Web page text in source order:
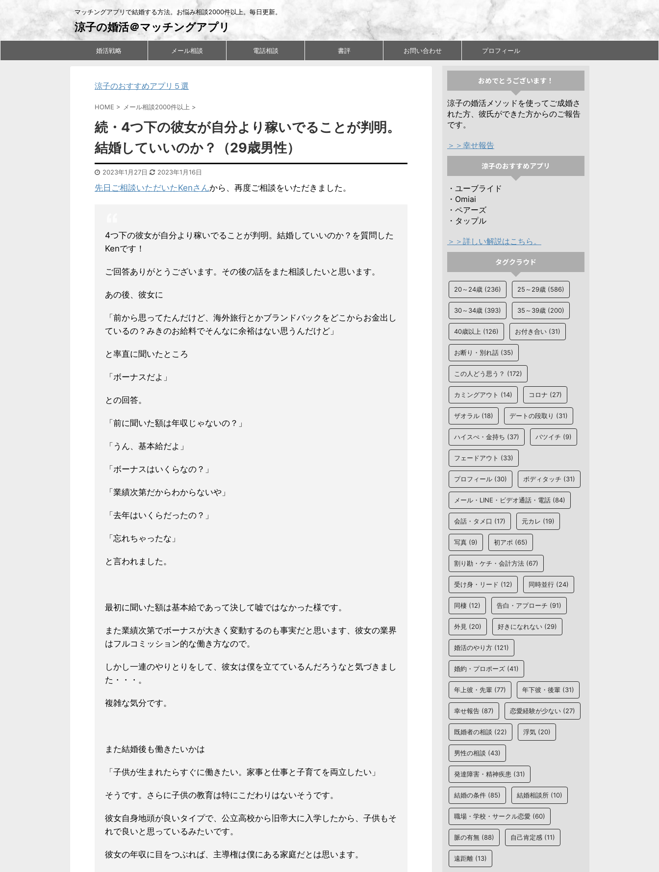
マッチングアプリで結婚する方法。お悩み相談2000件以上。毎日更新。
涼子の婚活＠マッチングアプリ
婚活戦略 メール相談 電話相談 書評 お問い合わせ プロフィール
涼子のおすすめアプリ５選
HOME > メール相談2000件以上 >
続・4つ下の彼女が自分より稼いでることが判明。
結婚していいのか？（29歳男性）
2023年1月27日 2023年1月16日
先日ご相談いただいたKenさんから、再度ご相談をいただきました。
4つ下の彼女が自分より稼いでることが判明。結婚していいのか？ を質問した
Kenです！
ご回答ありがとうございます。その後の話をまた相談したいと思い ます。
あの後、彼女に
「前から思ってたんだけど、海外旅行とかブランドバックをどこからお金出し
ているの？みきのお給料でそんなに余裕はない思うんだけど」
と率直に聞いたところ
「 ボーナスだよ」
との回答。
「前に聞いた額は年収じゃないの？」
「うん、基本給だよ」
「ボーナスはいくらなの？」
「業績次第だからわからないや」
「去年はいくらだったの？」
「忘れちゃったな」
と言われました。
最初に聞いた額は基本給であって決して嘘ではなかった様です。
ま た業績次第でボーナスが大きく変動するのも事実だと思います、彼女の業界
はフルコミッション的な働き方なので。
しかし一連のやりとりをして、彼女は僕を立てているんだろうなと気づきまし
た・・・。
複雑な気分です。
また結婚後も働きたいかは
「子供が生まれたらすぐに働きたい。家事と仕事と子育てを両立したい」
そうです。さらに子供の教育は特にこだわりはないそうです。
彼女自身地頭が良いタイプで、公立高校から旧帝大に入学したから 、子供もそ
れで良いと思っているみたいです。
彼女の年収に目をつぶれば、主導権は僕にある家庭だとは思います。
おめでとうございます！
涼子の婚活メソッドを使ってご成婚さ
れた方、彼氏ができた方からのご報告
です。
＞＞幸せ報告
涼子のおすすめアプリ
・ユーブライド
・Omiai
・ペアーズ
・タップル
＞＞詳しい解説はこちら。
タグクラウド
20～24歳 (236) 25～29歳 (586)
30～34歳 (393) 35～39歳 (200)
40歳以上 (126) お付き合い (31)
お断り・別れ話 (35)
この人どう思う？ (172)
カミングアウト (14) コロナ (27)
ザオラル (18) デートの段取り (31)
ハイスぺ・金持ち (37) バツイチ (9)
フェードアウト (33)
プロフィール (30) ボディタッチ (31)
メール・LINE・ビデオ通話・電話 (84)
会話・タメ口 (17) 元カレ (19)
写真 (9) 初アポ (65)
割り勘・ケチ・会計方法 (67)
受け身・リード (12) 同時並行 (24)
同棲 (12) 告白・アプローチ (91)
外見 (20) 好きになれない (29)
婚活のやり方 (121)
婚約・プロポーズ (41)
年上彼・先輩 (77) 年下彼・後輩 (31)
幸せ報告 (87) 恋愛経験が少ない (27)
既婚者の相談 (22) 浮気 (20)
男性の相談 (43)
発達障害・精神疾患 (31)
結婚の条件 (85) 結婚相談所 (10)
職場・学校・サークル恋愛 (60)
脈の有無 (88) 自己肯定感 (11)
遠距離 (13)